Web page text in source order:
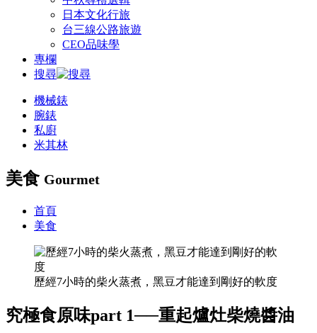
日本文化行旅
台三線公路旅遊
CEO品味學
專欄
搜尋
機械錶
腕錶
私廚
米其林
美食 Gourmet
首頁
美食
歷經7小時的柴火蒸煮，黑豆才能達到剛好的軟度
究極食原味part 1──重起爐灶柴燒醬油